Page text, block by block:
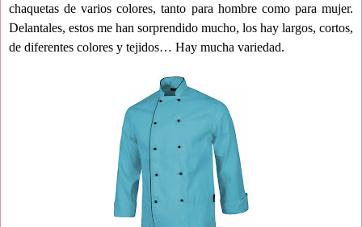
chaquetas de varios colores, tanto para hombre como para mujer.
Delantales, estos me han sorprendido mucho, los hay largos, cortos,
de diferentes colores y tejidos… Hay mucha variedad.